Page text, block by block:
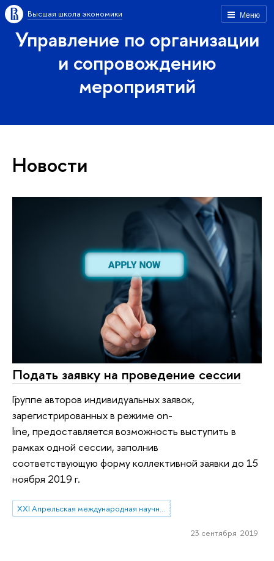
Меню
Высшая школа экономики
Управление по организации
и сопровождению
мероприятий
Новости
Подать заявку на проведение сессии
Группе авторов индивидуальных заявок,
зарегистрированных в режиме on-
line, предоставляется возможность выступить в
рамках одной сессии, заполнив
соответствующую форму коллективной заявки до 15
ноября 2019 г.
XXI Апрельская международная научная конференция по проблемам развития экономики и общества
23 сентября 2019